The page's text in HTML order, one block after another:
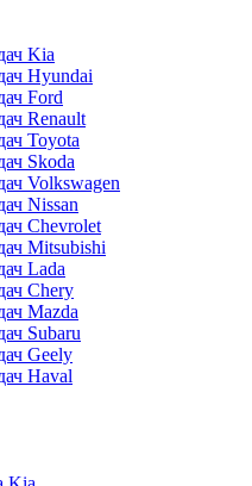
Kia
Hyundai
Ford
Renault
Toyota
Skoda
Volkswagen
Nissan
Chevrolet
Mitsubishi
Lada
Chery
Mazda
Subaru
Geely
Haval